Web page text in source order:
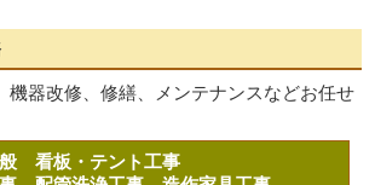
機器改修、修繕、メンテナンスなどお任せ
般看板・テント工事